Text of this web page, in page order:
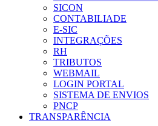
SICON
CONTABILIADE
E-SIC
INTEGRAÇÕES
RH
TRIBUTOS
WEBMAIL
LOGIN PORTAL
SISTEMA DE ENVIOS
PNCP
TRANSPARÊNCIA